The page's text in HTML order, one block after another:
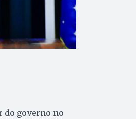
do governo no